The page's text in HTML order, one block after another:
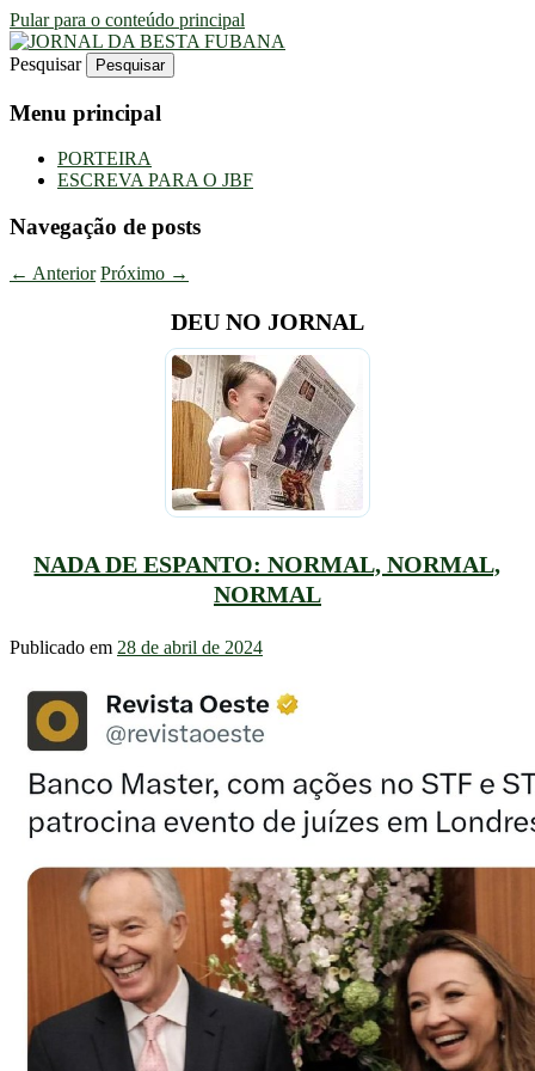
Pular para o conteúdo principal
JORNAL DA BESTA FUBANA
Uma Gazeta Escrota
Pesquisar
Menu principal
PORTEIRA
ESCREVA PARA O JBF
Navegação de posts
← Anterior Próximo →
DEU NO JORNAL
NADA DE ESPANTO: NORMAL, NORMAL,
NORMAL
Publicado em 28 de abril de 2024